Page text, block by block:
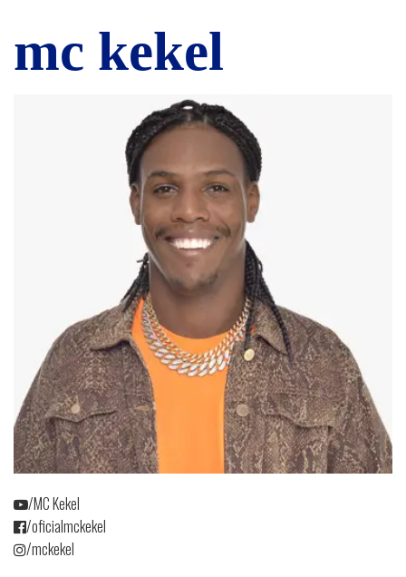
mc kekel
/MC Kekel
/oficialmckekel
/mckekel